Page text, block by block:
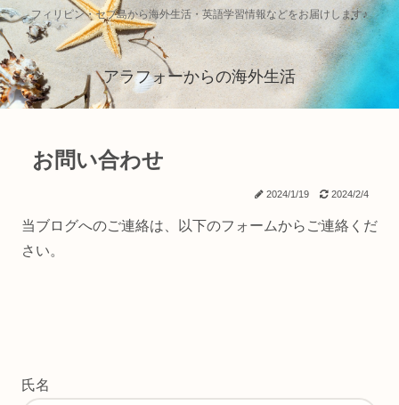
フィリピン・セブ島から海外生活・英語学習情報などをお届けします♪
アラフォーからの海外生活
お問い合わせ
2024/1/19 2024/2/4
当ブログへのご連絡は、以下のフォームからご連絡くだ
さい。
氏名